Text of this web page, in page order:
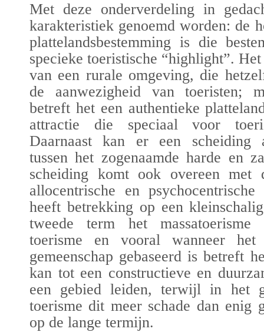
Met deze onderverdeling in
karakteristiek genoemd worden: de
plattelandsbestemming is die
specieke toeristische “highlight”.
van een rurale omgeving, die
de aanwezigheid van toeristen;
betreft het een authentieke
attractie die speciaal voor
Daarnaast kan er een scheiding
tussen het zogenaamde harde en
scheiding komt ook overeen met
allocentrische en
heeft betrekking op een
tweede term het
toerisme en vooral wanneer het
gemeenschap gebaseerd is betreft
kan tot een constructieve en
een gebied leiden, terwijl in het
toerisme dit meer schade dan enig
op de lange termijn.